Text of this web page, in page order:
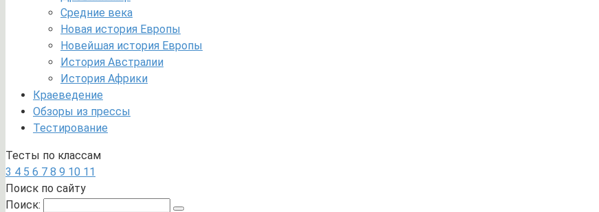
Средние века
Новая история Европы
Новейшая история Европы
История Австралии
История Африки
Краеведение
Обзоры из прессы
Тестирование
Тесты по классам
3 4 5 6 7 8 9 10 11
Поиск по сайту
Поиск: